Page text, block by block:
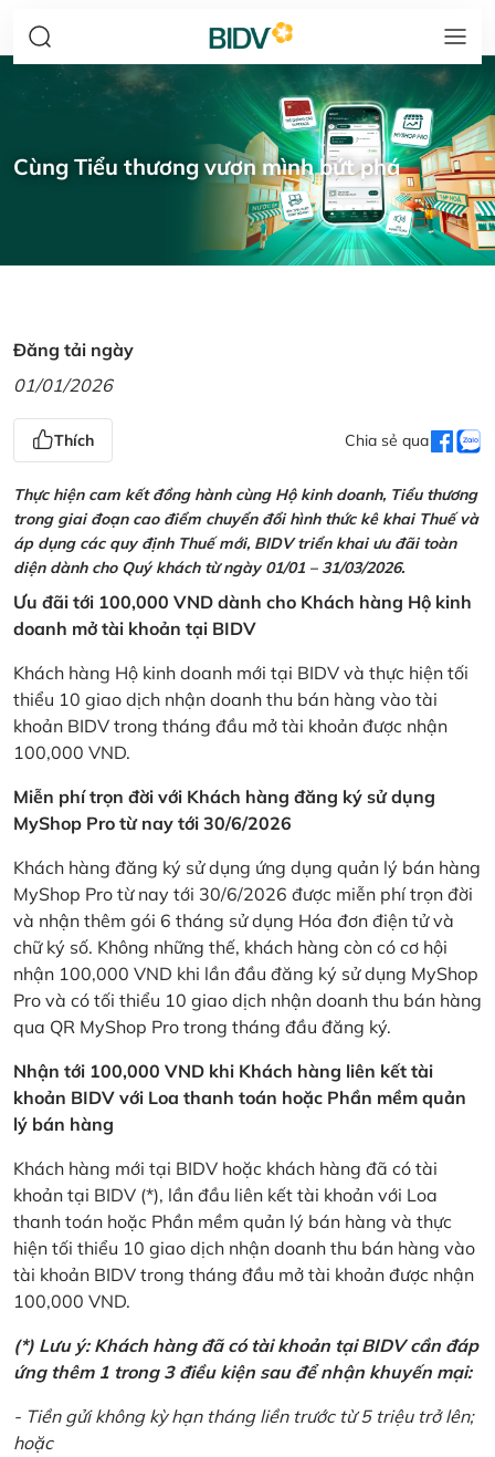
Cùng Tiểu thương vươn mình bứt phá
Đăng tải ngày
01/01/2026
Thích Chia sẻ qua
Thực hiện cam kết đồng hành cùng Hộ kinh doanh, Tiểu thương
trong giai đoạn cao điểm chuyển đổi hình thức kê khai Thuế và
áp dụng các quy định Thuế mới, BIDV triển khai ưu đãi toàn
diện dành cho Quý khách từ ngày 01/01 – 31/03/2026.
Ưu đãi tới 100,000 VND dành cho Khách hàng Hộ kinh
doanh mở tài khoản tại BIDV
Khách hàng Hộ kinh doanh mới tại BIDV và thực hiện tối
thiểu 10 giao dịch nhận doanh thu bán hàng vào tài
khoản BIDV trong tháng đầu mở tài khoản được nhận
100,000 VND.
Miễn phí trọn đời với Khách hàng đăng ký sử dụng
MyShop Pro từ nay tới 30/6/2026
Khách hàng đăng ký sử dụng ứng dụng quản lý bán hàng
MyShop Pro từ nay tới 30/6/2026 được miễn phí trọn đời
và nhận thêm gói 6 tháng sử dụng Hóa đơn điện tử và
chữ ký số. Không những thế, khách hàng còn có cơ hội
nhận 100,000 VND khi lần đầu đăng ký sử dụng MyShop
Pro và có tối thiểu 10 giao dịch nhận doanh thu bán hàng
qua QR MyShop Pro trong tháng đầu đăng ký.
Nhận tới 100,000 VND khi Khách hàng liên kết tài
khoản BIDV với Loa thanh toán hoặc Phần mềm quản
lý bán hàng
Khách hàng mới tại BIDV hoặc khách hàng đã có tài
khoản tại BIDV (*), lần đầu liên kết tài khoản với Loa
thanh toán hoặc Phần mềm quản lý bán hàng và thực
hiện tối thiểu 10 giao dịch nhận doanh thu bán hàng vào
tài khoản BIDV trong tháng đầu mở tài khoản được nhận
100,000 VND.
(*) Lưu ý: Khách hàng đã có tài khoản tại BIDV cần đáp
ứng thêm 1 trong 3 điều kiện sau để nhận khuyến mại:
- Tiền gửi không kỳ hạn tháng liền trước từ 5 triệu trở lên;
hoặc